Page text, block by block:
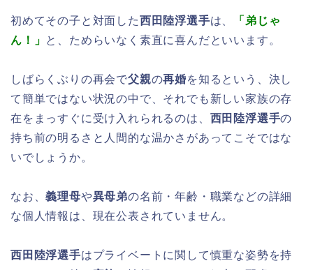
初めてその子と対面した西田陸浮選手は、
「弟じゃ
ん！」 と、ためらいなく素直に喜んだといいます。
しばらくぶりの再会で父親の再婚を知るという、決し
て簡単ではない状況の中で、それでも新しい家族の存
在をまっすぐに受け入れられるのは、 西田陸浮選手の
持ち前の明るさと人間的な温かさがあってこそではな
いでしょうか。
なお、義理母や異母弟の名前・年齢・職業などの詳細
な個人情報は、現在公表されていません。
西田陸浮選手はプライベートに関して慎重な姿勢を持